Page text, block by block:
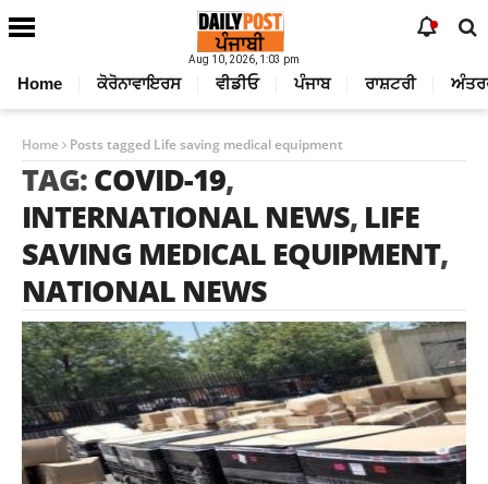
Aug 10, 2026, 1:03 pm
Home ਕੋਰੋਨਾਵਾਇਰਸ ਵੀਡੀਓ ਪੰਜਾਬ ਰਾਸ਼ਟਰੀ
Home Posts tagged Life saving medical equipment
TAG:COVID-19,
INTERNATIONAL NEWS, LIFE
SAVING MEDICAL EQUIPMENT,
NATIONAL NEWS